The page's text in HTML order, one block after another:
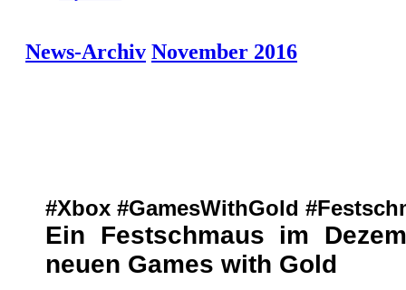
News-Archiv November 2016
#Xbox #GamesWithGold
Ein Festschmaus im
neuen Games with Gold